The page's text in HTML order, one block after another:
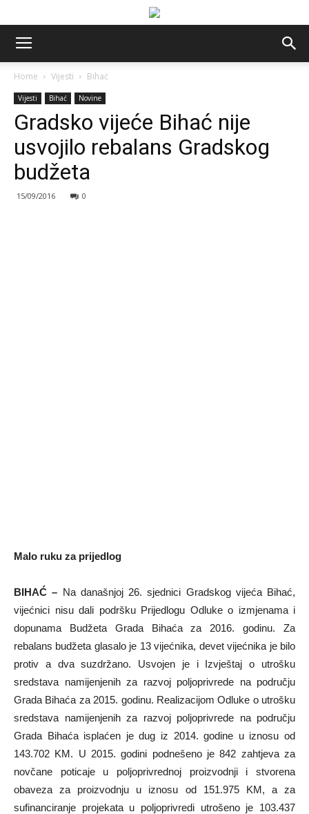
Home Vijesti Bihać
Vijesti Bihać Novine
Gradsko vijeće Bihać nije
usvojilo rebalans Gradskog
budžeta
15/09/2016 0
Malo ruku za prijedlog
BIHAĆ – Na današnjoj 26. sjednici Gradskog vijeća Bihać,
vijećnici nisu dali podršku Prijedlogu Odluke o izmjenama i
dopunama Budžeta Grada Bihaća za 2016. godinu. Za
rebalans budžeta glasalo je 13 vijećnika, devet vijećnika je bilo
protiv a dva suzdržano. Usvojen je i Izvještaj o utrošku
sredstava namijenjenih za razvoj poljoprivrede na području
Grada Bihaća za 2015. godinu. Realizacijom Odluke o utrošku
sredstava namijenjenih za razvoj poljoprivrede na području
Grada Bihaća isplaćen je dug iz 2014. godine u iznosu od
143.702 KM. U 2015. godini podnešeno je 842 zahtjeva za
novčane poticaje u poljoprivrednoj proizvodnji i stvorena
obaveza za proizvodnju u iznosu od 151.975 KM, a za
sufinanciranje projekata u poljoprivredi utrošeno je 103.437